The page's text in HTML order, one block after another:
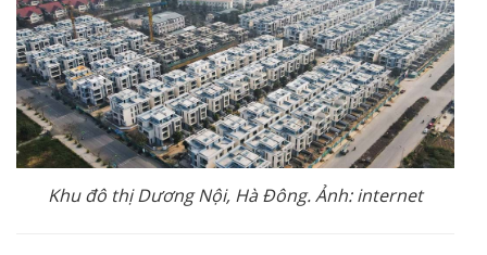
Khu đô thị Dương Nội, Hà Đông. Ảnh: internet